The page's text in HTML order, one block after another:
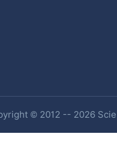
© 2012 -- 2026